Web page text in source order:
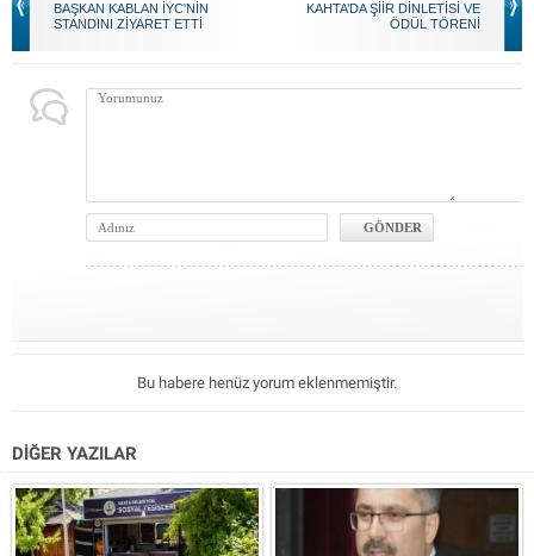
BAŞKAN KABLAN İYC'NİN
STANDINI ZİYARET ETTİ
KAHTA’DA ŞİİR DİNLETİSİ VE
ÖDÜL TÖRENİ
Bu habere henüz yorum eklenmemiştir.
DİĞER YAZILAR